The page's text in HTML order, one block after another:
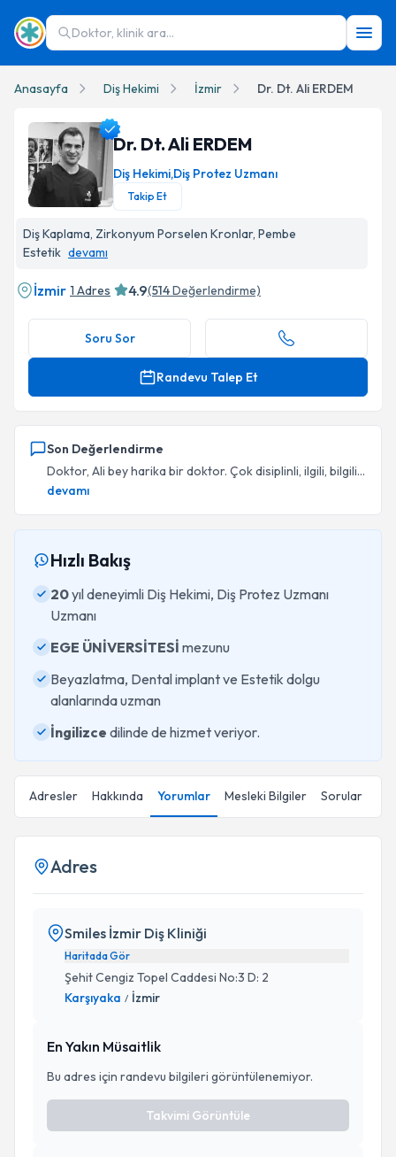
Doktor, klinik ara...
Anasayfa Diş Hekimi İzmir Dr. Dt. Ali ERDEM
Dr. Dt. Ali ERDEM
Diş Hekimi,Diş Protez Uzmanı
Takip Et
Diş Kaplama, Zirkonyum Porselen Kronlar, Pembe
Estetik devamı
İzmir 1 Adres 4.9(514Değerlendirme)
Soru Sor
Randevu Talep Et
Son Değerlendirme
Doktor, Ali bey harika bir doktor. Çok disiplinli, ilgili, bilgili...
devamı
Hızlı Bakış
20yıl deneyimli Diş Hekimi, Diş Protez Uzmanı
Uzmanı
EGE ÜNİVERSİTESİ mezunu
Beyazlatma, Dental implant ve Estetik dolgu
alanlarında uzman
İngilizce dilinde de hizmet veriyor.
Adresler Hakkında Yorumlar Mesleki Bilgiler Sorular
Adres
Smiles İzmir Diş Kliniği
Haritada Gör
Şehit Cengiz Topel Caddesi No:3 D: 2
Karşıyaka / İzmir
En Yakın Müsaitlik
Bu adres için randevu bilgileri görüntülenemiyor.
Takvimi Görüntüle